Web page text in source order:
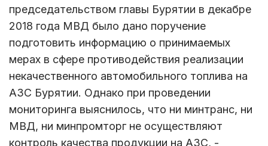
председательством главы Бурятии в декабре
2018 года МВД было дано поручение
подготовить информацию о принимаемых
мерах в сфере противодействия реализации
некачественного автомобильного топлива на
АЗС Бурятии. Однако при проведении
мониторинга выяснилось, что ни минтранс, ни
МВД, ни минпромторг не осуществляют
контроль качества продукции на АЗС, -